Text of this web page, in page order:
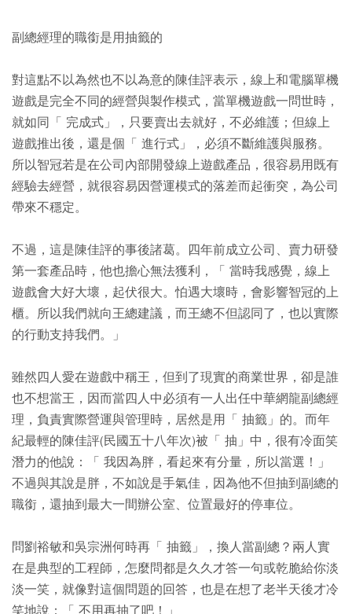
副總經理的職銜是用抽籤的
對這點不以為然也不以為意的陳佳評表示，線上和電腦單機
遊戲是完全不同的經營與製作模式，當單機遊戲一問世時，
就如同「 完成式」，只要賣出去就好，不必維護；但線上
遊戲推出後，還是個「 進行式」，必須不斷維護與服務。
所以智冠若是在公司內部開發線上遊戲產品，很容易用既有
經驗去經營，就很容易因營運模式的落差而起衝突，為公司
帶來不穩定。
不過，這是陳佳評的事後諸葛。四年前成立公司、賣力研發
第一套產品時，他也擔心無法獲利，「 當時我感覺，線上
遊戲會大好大壞，起伏很大。怕遇大壞時，會影響智冠的上
櫃。所以我們就向王總建議，而王總不但認同了，也以實際
的行動支持我們。」
雖然四人愛在遊戲中稱王，但到了現實的商業世界，卻是誰
也不想當王，因而當四人中必須有一人出任中華網龍副總經
理，負責實際營運與管理時，居然是用「 抽籤」的。而年
紀最輕的陳佳評(民國五十八年次)被「 抽」中，很有冷面笑
潛力的他說：「 我因為胖，看起來有分量，所以當選！」
不過與其說是胖，不如說是手氣佳，因為他不但抽到副總的
職銜，還抽到最大一間辦公室、位置最好的停車位。
問劉裕敏和吳宗洲何時再「 抽籤」，換人當副總？兩人實
在是典型的工程師，怎麼問都是久久才答一句或乾脆給你淡
淡一笑，就像對這個問題的回答，也是在想了老半天後才冷
笑地說：「 不用再抽了吧！」